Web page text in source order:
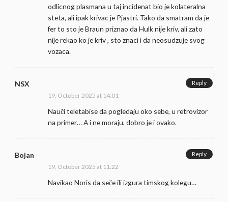
odlicnog plasmana u taj incidenat bio je kolateralna
steta, ali ipak krivac je Pjastri. Tako da smatram da je
fer to sto je Braun priznao da Hulk nije kriv, ali zato
nije rekao ko je kriv , sto znaci i da neosudzuje svog
vozaca.
NSX
19, October 2025 at 14:01
Nauči teletabise da pogledaju oko sebe, u retrovizor
na primer… A i ne moraju, dobro je i ovako.
Reply
Bojan
19, October 2025 at 11:22
Navikao Noris da seče ili izgura timskog kolegu…
Reply